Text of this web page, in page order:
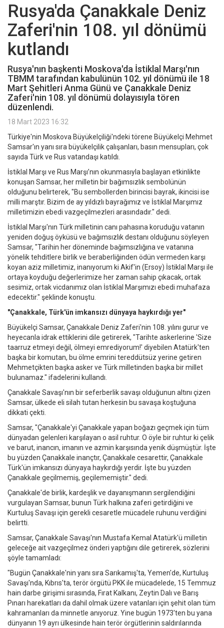
Rusya'da Çanakkale Deniz
Zaferi'nin 108. yıl dönümü
kutlandı
Rusya'nın başkenti Moskova'da İstiklal Marşı'nın
TBMM tarafından kabulünün 102. yıl dönümü ile 18
Mart Şehitleri Anma Günü ve Çanakkale Deniz
Zaferi'nin 108. yıl dönümü dolayısıyla tören
düzenlendi.
18 Mart 2023 16:32
Türkiye'nin Moskova Büyükelçiliği'ndeki törene Büyükelçi Mehmet
Samsar'ın yanı sıra büyükelçilik çalışanları, basın mensupları, çok
sayıda Türk ve Rus vatandaşı katıldı.
İstiklal Marşı ve Rus Marşı’nın okunmasıyla başlayan etkinlikte
konuşan Samsar, her milletin bir bağımsızlık sembolünün
olduğunu belirterek, "Bu sembollerden birincisi bayrak, ikincisi ise
milli marştır. Bizim de ay yıldızlı bayrağımız ve İstiklal Marşımız
milletimizin ebedi vazgeçilmezleri arasındadır." dedi.
İstiklal Marşı'nın Türk milletinin canı pahasına koruduğu vatanın
yeniden doğuş öyküsü ve bağımsızlık destanı olduğunu söyleyen
Samsar, "Tarihin her döneminde bağımsızlığına ve vatanına
yönelik tehditlere birlik ve beraberliğinden ödün vermeden karşı
koyan aziz milletimiz, inanıyorum ki Akif'in (Ersoy) İstiklal Marşı ile
ortaya koyduğu değerlerimize her zaman sahip çıkacak, ortak
sesimiz, ortak vicdanımız olan İstiklal Marşımızı ebedi muhafaza
edecektir." şeklinde konuştu.
"Çanakkale, Türk'ün imkansızı dünyaya haykırdığı yer"
Büyükelçi Samsar, Çanakkale Deniz Zaferi'nin 108. yılını gurur ve
heyecanla idrak ettiklerini dile getirerek, "Tarihte askerlerine 'Size
taarruz etmeyi değil, ölmeyi emrediyorum!' diyebilen Atatürk'ten
başka bir komutan, bu ölme emrini tereddütsüz yerine getiren
Mehmetçikten başka asker ve Türk milletinden başka bir millet
bulunamaz." ifadelerini kullandı.
Çanakkale Savaşı'nın bir seferberlik savaşı olduğunun altını çizen
Samsar, ülkede eli silah tutan herkesin bu savaşa koştuğuna
dikkati çekti.
Samsar, "Çanakkale'yi Çanakkale yapan boğazı geçmek için tüm
dünyadan gelenleri karşılayan o asil ruhtur. O öyle bir ruhtur ki çelik
ve barut, inancın, imanın ve azmin karşısında yenik düşmüştür. İşte
bu yüzden Çanakkale inançtır, Çanakkale cesarettir, Çanakkale
Türk'ün imkansızı dünyaya haykırdığı yerdir. İşte bu yüzden
Çanakkale geçilmemiş, geçilememiştir." dedi.
Çanakkale'de birlik, kardeşlik ve dayanışmanın sergilendiğini
vurgulayan Samsar, bunun Türk halkına zaferi getirdiğini ve
Kurtuluş Savaşı için gerekli cesaretle mücadele ruhunu verdiğini
belirtti.
Samsar, Çanakkale Savaşı'nın Mustafa Kemal Atatürk'ü milletin
geleceğe ait vazgeçilmez önderi yaptığını dile getirerek, sözlerini
şöyle tamamladı:
"Bugün Çanakkale'nin yanı sıra Sarıkamış'ta, Yemen'de, Kurtuluş
Savaşı'nda, Kıbrıs'ta, terör örgütü PKK ile mücadelede, 15 Temmuz
hain darbe girişimi sırasında, Fırat Kalkanı, Zeytin Dalı ve Barış
Pınarı harekatları da dahil olmak üzere vatanları için şehit olan tüm
kahramanları da minnetle anıyoruz. Yine bugün 1973'ten bu yana
dünyanın 19 ayrı ülkesinde hain terör örgütlerinin saldırılarında